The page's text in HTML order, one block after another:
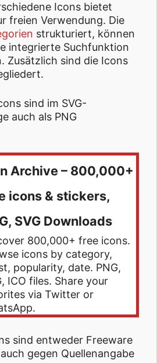
Icons bietet
freien Verwendung. Die
strukturiert, können
integrierte Suchfunktion
Zusätzlich sind die Icons
sind im SVG-
auch als PNG
Archive – 800,000+
icons & stickers,
SVG Downloads
800,000+ free icons.
icons by category,
popularity, date. PNG,
ICO files. Share your
via Twitter or
sind entweder Freeware
gegen Quellenangabe